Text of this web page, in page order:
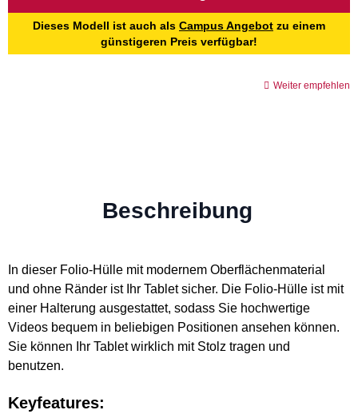
Dieses Modell ist auch als Campus Angebot zu einem
günstigeren Preis verfügbar!
Weiter empfehlen
Beschreibung
In dieser Folio-Hülle mit modernem Oberflächenmaterial
und ohne Ränder ist Ihr Tablet sicher. Die Folio-Hülle ist mit
einer Halterung ausgestattet, sodass Sie hochwertige
Videos bequem in beliebigen Positionen ansehen können.
Sie können Ihr Tablet wirklich mit Stolz tragen und
benutzen.
Keyfeatures: